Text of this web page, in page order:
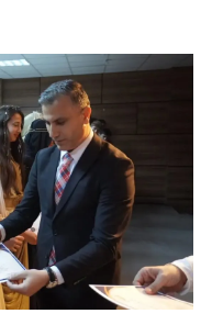
Niğde
Ordu
Rize
Sakarya
Samsun
Siirt